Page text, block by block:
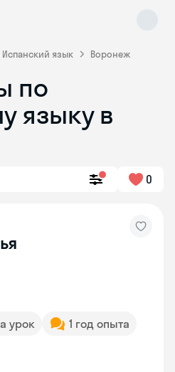
Испанский язык Воронеж
по
языку в
0
урок
1 год опыта